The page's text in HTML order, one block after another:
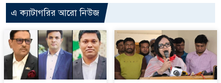
এ ক্যাটাগরির আরো নিউজ